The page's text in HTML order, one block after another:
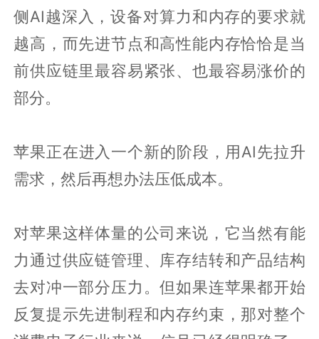
侧AI越深入，设备对算力和内存的要求就
越高，而先进节点和高性能内存恰恰是当
前供应链里最容易紧张、也最容易涨价的
部分。
苹果正在进入一个新的阶段，用AI先拉升
需求，然后再想办法压低成本。
对苹果这样体量的公司来说，它当然有能
力通过供应链管理、库存结转和产品结构
去对冲一部分压力。但如果连苹果都开始
反复提示先进制程和内存约束，那对整个